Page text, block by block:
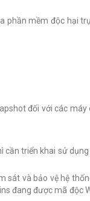
phần mềm độc hại
đối với các máy
triển khai sử
sát và bảo vệ hệ
đang được mã độc